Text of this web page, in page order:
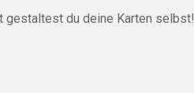
gestaltest du deine Karten selbst!